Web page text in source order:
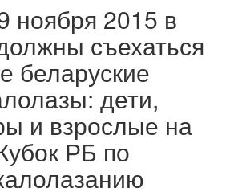
ноября 2015 в
съехаться
беларуские
дети,
и взрослые на
РБ по